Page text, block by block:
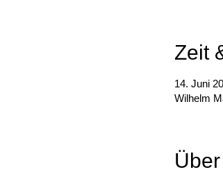
Zeit
14. Juni
Wilhelm